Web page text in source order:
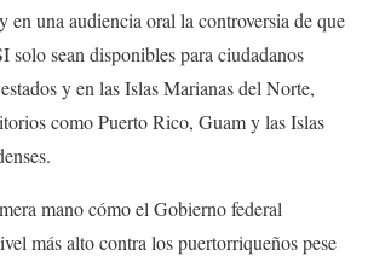
en una audiencia oral la controversia de que
solo sean disponibles para ciudadanos
y en las Islas Marianas del Norte,
como Puerto Rico, Guam y las Islas
mano cómo el Gobierno federal
más alto contra los puertorriqueños pese